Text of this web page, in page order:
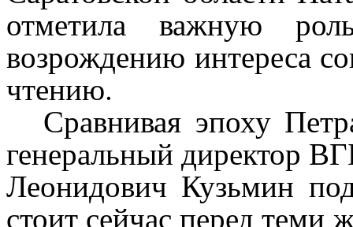
отметила важную
возрождению интереса
чтению.
Сравнивая эпоху
генеральный директор
Леонидович Кузьмин
стоит сейчас перед теми